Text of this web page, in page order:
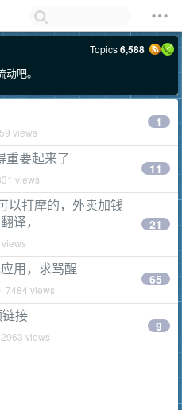
Topics6,588
吧。
views
1
重要起来了
views
11
以打摩的，外卖加钱
译，
21
用，求骂醒
7484 views
65
接
views
9